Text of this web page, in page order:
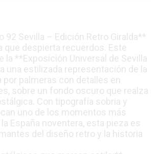
92 Sevilla – Edición Retro Giralda**
que despierta recuerdos. Este
la **Exposición Universal de Sevilla
una estilizada representación de la
por palmeras con detalles en
sobre un fondo oscuro que realza
Con tipografía sobria y
uno de los momentos más
España noventera, esta pieza es
del diseño retro y la historia